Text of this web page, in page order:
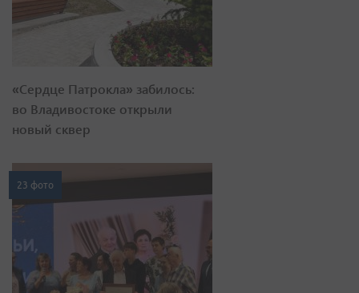
«Сердце Патрокла» забилось:
во Владивостоке открыли
новый сквер
23 фото